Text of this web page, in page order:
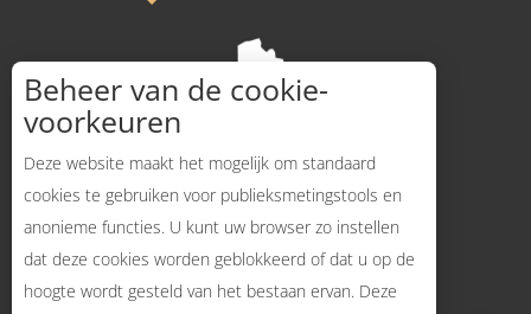
Hoe komt dat?
Beheer van de cookie-
voorkeuren
Deze website maakt het mogelijk om standaard
cookies te gebruiken voor publieksmetingstools en
anonieme functies. U kunt uw browser zo instellen
dat deze cookies worden geblokkeerd of dat u op de
hoogte wordt gesteld van het bestaan ervan. Deze